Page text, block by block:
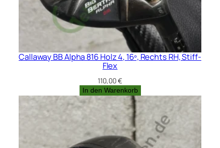
Callaway BB Alpha 816 Holz 4, 16º, Rechts RH, Stiff-
Flex
110,00€
In den Warenkorb